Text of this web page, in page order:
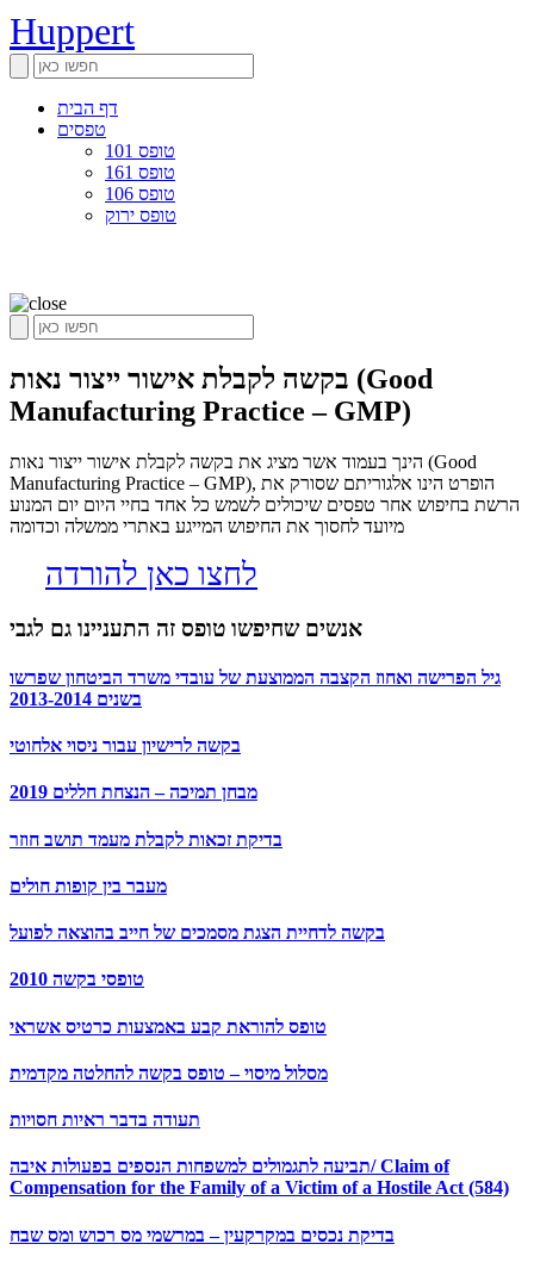
Huppert
דף הבית
טפסים
טופס 101
טופס 161
טופס 106
טופס ירוק
בקשה לקבלת אישור ייצור נאות (Good
Manufacturing Practice – GMP)
הינך בעמוד אשר מציג את בקשה לקבלת אישור ייצור נאות (Good
Manufacturing Practice – GMP), הופרט הינו אלגוריתם שסורק את
הרשת בחיפוש אחר טפסים שיכולים לשמש כל אחד בחיי היום יום המנוע
מיועד לחסוך את החיפוש המייגע באתרי ממשלה וכדומה
לחצו כאן להורדה
אנשים שחיפשו טופס זה התעניינו גם לגבי
גיל הפרישה ואחוז הקצבה הממוצעת של עובדי משרד הביטחון שפרשו
בשנים 2013-2014
בקשה לרישיון עבור ניסוי אלחוטי
מבחן תמיכה – הנצחת חללים 2019
בדיקת זכאות לקבלת מעמד תושב חוזר
מעבר בין קופות חולים
בקשה לדחיית הצגת מסמכים של חייב בהוצאה לפועל
טופסי בקשה 2010
טופס להוראת קבע באמצעות כרטיס אשראי
מסלול מיסוי – טופס בקשה להחלטה מקדמית
תעודה בדבר ראיות חסויות
תביעה לתגמולים למשפחות הנספים בפעולות איבה/ Claim of
Compensation for the Family of a Victim of a Hostile Act (584)
בדיקת נכסים במקרקעין – במרשמי מס רכוש ומס שבח